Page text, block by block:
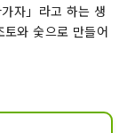
자」라고 하는 생
와 숯으로 만들어